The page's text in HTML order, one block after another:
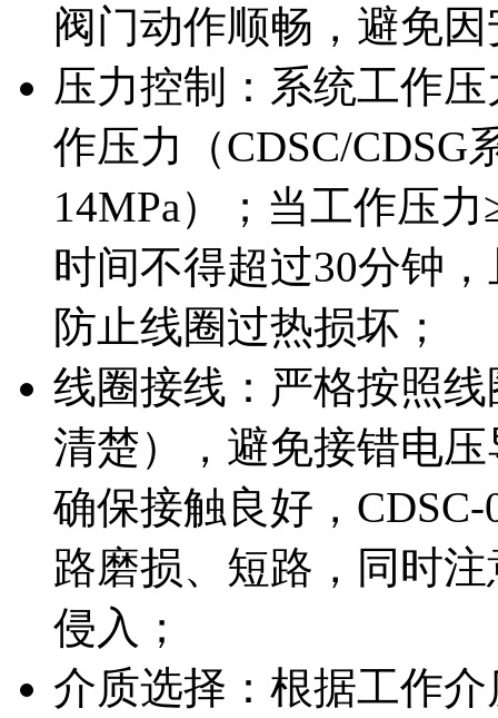
阀门动作顺畅，避免
压力控制：系统工作
作压力（CDSC/CDSG
14MPa）；当工作压
时间不得超过30分钟
防止线圈过热损坏；
线圈接线：严格按照
清楚），避免接错电
确保接触良好，
路磨损、短路，同时
侵入；
介质选择：根据工作